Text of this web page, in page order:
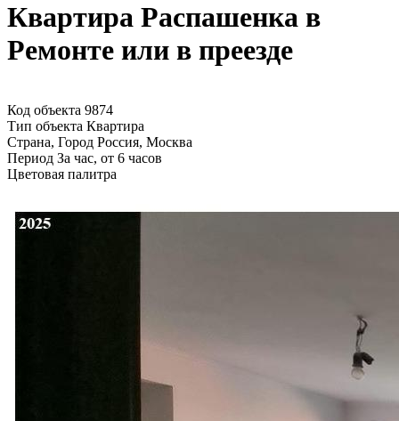
Квартира Распашенка в
Ремонте или в преезде
Код объекта 9874
Тип объекта Квартира
Страна, Город Россия, Москва
Период За час, от 6 часов
Цветовая палитра